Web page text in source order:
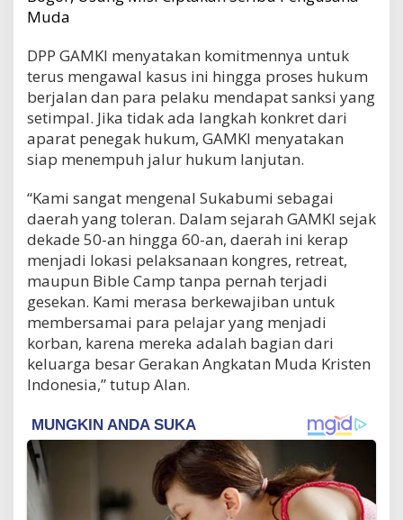
Muda
DPP GAMKI menyatakan komitmennya untuk
terus mengawal kasus ini hingga proses hukum
berjalan dan para pelaku mendapat sanksi yang
setimpal. Jika tidak ada langkah konkret dari
aparat penegak hukum, GAMKI menyatakan
siap menempuh jalur hukum lanjutan.
“Kami sangat mengenal Sukabumi sebagai
daerah yang toleran. Dalam sejarah GAMKI sejak
dekade 50-an hingga 60-an, daerah ini kerap
menjadi lokasi pelaksanaan kongres, retreat,
maupun Bible Camp tanpa pernah terjadi
gesekan. Kami merasa berkewajiban untuk
membersamai para pelajar yang menjadi
korban, karena mereka adalah bagian dari
keluarga besar Gerakan Angkatan Muda Kristen
Indonesia,” tutup Alan.